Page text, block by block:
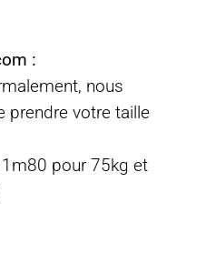
:
nous
prendre votre taille
pour 75kg et